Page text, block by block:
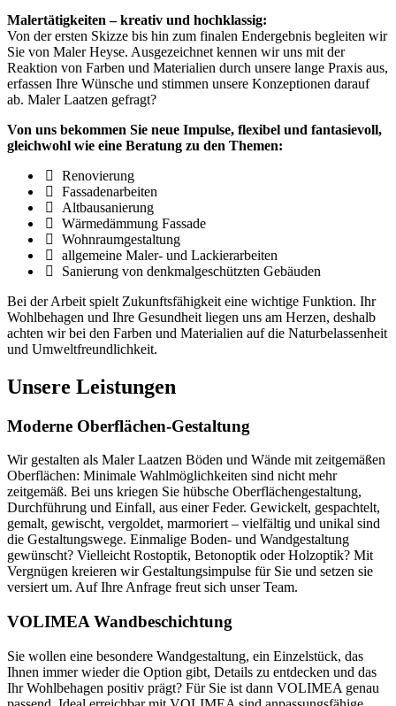
Malertätigkeiten – kreativ und hochklassig:
Von der ersten Skizze bis hin zum finalen Endergebnis begleiten wir
Sie von Maler Heyse. Ausgezeichnet kennen wir uns mit der
Reaktion von Farben und Materialien durch unsere lange Praxis aus,
erfassen Ihre Wünsche und stimmen unsere Konzeptionen darauf
ab. Maler Laatzen gefragt?
Von uns bekommen Sie neue Impulse, flexibel und fantasievoll,
gleichwohl wie eine Beratung zu den Themen:
Renovierung
Fassadenarbeiten
Altbausanierung
Wärmedämmung Fassade
Wohnraumgestaltung
allgemeine Maler- und Lackierarbeiten
Sanierung von denkmalgeschützten Gebäuden
Bei der Arbeit spielt Zukunftsfähigkeit eine wichtige Funktion. Ihr
Wohlbehagen und Ihre Gesundheit liegen uns am Herzen, deshalb
achten wir bei den Farben und Materialien auf die Naturbelassenheit
und Umweltfreundlichkeit.
Unsere Leistungen
Moderne Oberflächen-Gestaltung
Wir gestalten als Maler Laatzen Böden und Wände mit zeitgemäßen
Oberflächen: Minimale Wahlmöglichkeiten sind nicht mehr
zeitgemäß. Bei uns kriegen Sie hübsche Oberflächengestaltung,
Durchführung und Einfall, aus einer Feder. Gewickelt, gespachtelt,
gemalt, gewischt, vergoldet, marmoriert – vielfältig und unikal sind
die Gestaltungswege. Einmalige Boden- und Wandgestaltung
gewünscht? Vielleicht Rostoptik, Betonoptik oder Holzoptik? Mit
Vergnügen kreieren wir Gestaltungsimpulse für Sie und setzen sie
versiert um. Auf Ihre Anfrage freut sich unser Team.
VOLIMEA Wandbeschichtung
Sie wollen eine besondere Wandgestaltung, ein Einzelstück, das
Ihnen immer wieder die Option gibt, Details zu entdecken und das
Ihr Wohlbehagen positiv prägt? Für Sie ist dann VOLIMEA genau